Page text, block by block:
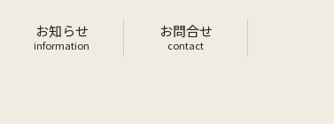
お知らせ
information
お問合せ
contact